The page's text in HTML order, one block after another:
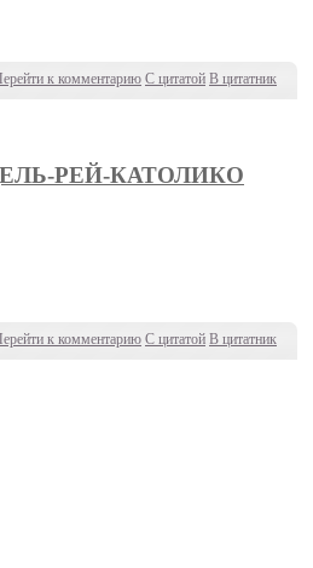
к комментарию С цитатой В цитатник
РЕЙ-КАТОЛИКО
к комментарию С цитатой В цитатник